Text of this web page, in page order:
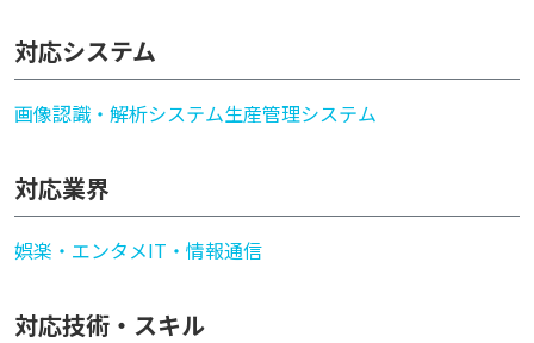
対応システム
画像認識・解析システム生産管理システム
対応業界
娯楽・エンタメIT・情報通信
対応技術・スキル